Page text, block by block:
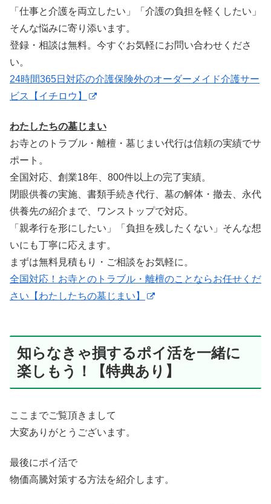
「仕事と介護を両立したい」「介護の負担を軽くしたい」
そんな悩みに寄り添います。
登録・相談は無料。今すぐお気軽にお問い合わせくださ
い。
24時間365日対応の介護保険外のオーダーメイド介護サー
ビス【イチロウ】
わたしたちの墓じまい
お寺とのトラブル・離檀・墓じまい代行は信頼の実績でサ
ポート。
全国対応、創業18年、800件以上の完了実績。
閉眼供養の実施、書類手続き代行、墓の解体・撤去、永代
供養先の紹介まで、ワンストップで対応。
「親孝行を形にしたい」「負担を残したくない」そんな想
いにも丁寧に応えます。
まずは無料見積もり・ご相談をお気軽に。
全国対応！お寺とのトラブル・離檀のことならお任せくだ
さい【わたしたちの墓じまい】
知らなきゃ損するポイ活を一緒に
楽しもう！【特典あり】
ここまでご覧頂きまして
大変ありがとうございます。
最後にポイ活で
物価高騰対策する方法を紹介します。